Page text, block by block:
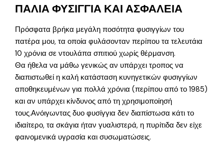
ΠΑΛΙΑ ΦΥΣΙΓΓΙΑ ΚΑΙ ΑΣΦΑΛΕΙΑ
Πρόσφατα βρήκα μεγάλη ποσότητα φυσιγγίων του
πατέρα μου, τα οποία φυλάσονταν περίπου τα τελευτάια
10 χρόνια σε ντουλάπα σπιτιού χωρίς θέρμανση.
Θα ήθελα να μάθω γενικώς αν υπάρχει τροπος να
διαπιστωθεί η καλή κατάσταση κυνηγετικών φυσιγγίων
αποθηκευμένων για πολλά χρόνια (περίπου από το 1985)
και αν υπάρχει κίνδυνος από τη χρησιμοποίησή
τους.Ανόιγωντας δυο φυσίγγια δεν διαπίστωσα κάτι το
ιδιαίτερο, τα σκάγια ήταν γυαλιστερά, η πυρίτιδα δεν είχε
φαινομενικά υγρασία και συσωματώσεις.